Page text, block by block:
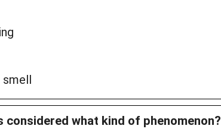
smell
what kind of phenomenon?